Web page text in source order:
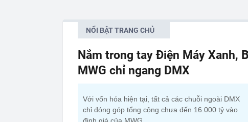
NỔI BẬT TRANG CHỦ
Nắm trong tay Điện Máy Xanh,
MWG chỉ ngang DMX
Với vốn hóa hiện tại, tất cả các chuỗi ngoài DMX
chỉ đóng góp tổng cộng chưa đến 16.000 tỷ vào